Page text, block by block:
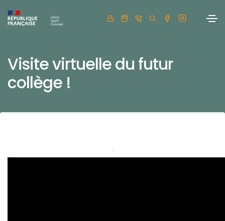
Visite virtuelle du futur
collège !